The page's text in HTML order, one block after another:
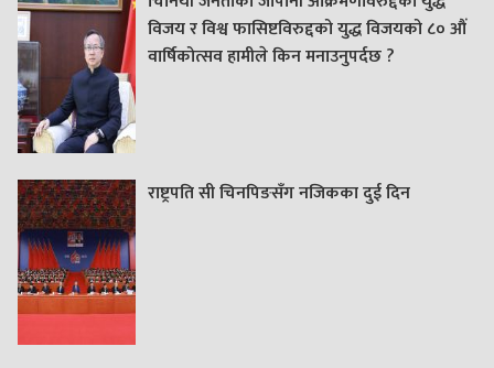
विजय र विश्व फासिष्टविरुद्दको युद्ध विजयको ८० औं
वार्षिकोत्सव हामीले किन मनाउनुपर्दछ ?
राष्ट्रपति सी चिनपिङसँग नजिकका दुई दिन